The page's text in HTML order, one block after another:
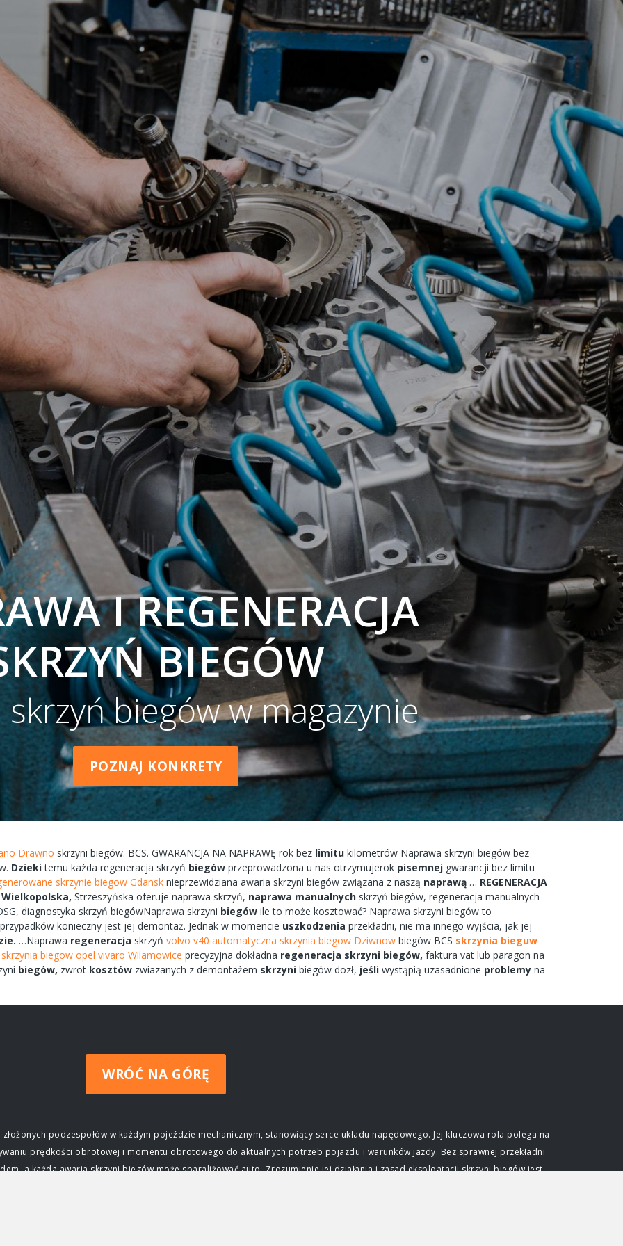
I REGENERACJA
BIEGÓW
skrzyń biegów w magazynie
POZNAJ KONKRETY
Drawno skrzyni biegów. BCS. GWARANCJA NA NAPRAWĘ rok bez limitu kilometrów Naprawa skrzyni biegów bez
Dziekitemu każda regeneracja skrzyń biegów przeprowadzona u nas otrzymujerok pisemnej gwarancji bez limitu
skrzynie biegow Gdansk nieprzewidziana awaria skrzyni biegów związana z naszą naprawą … REGENERACJA
Wielkopolska, Strzeszyńska oferuje naprawa skrzyń, naprawa manualnych skrzyń biegów, regeneracja manualnych
diagnostyka skrzyń biegówNaprawa skrzyni biegów ile to może kosztować? Naprawa skrzyni biegówto
konieczny jest jej demontaż. Jednak w momencie uszkodzenia przekładni, nie ma innego wyjścia, jak jej
…Naprawa regeneracja skrzyń volvo v40 automatyczna skrzynia biegow Dziwnow biegów BCS skrzynia bieguw
skrzynia biegow opel vivaro Wilamowice precyzyjna dokładna regeneracja skrzyni biegów, faktura vat lub paragon na
biegów, zwrot kosztów zwiazanych z demontażem skrzyni biegów dozł, jeśli wystąpią uzasadnione problemy na
WRÓĆ NA GÓRĘ
podzespołów w każdym pojeździe mechanicznym, stanowiący serce układu napędowego. Jej kluczowa rola polega na
prędkości obrotowej i momentu obrotowego do aktualnych potrzeb pojazdu i warunków jazdy. Bez sprawnej przekładni
a każda awaria skrzyni biegów może sparaliżować auto. Zrozumienie jej działania i zasad eksploatacji skrzyni biegów jest